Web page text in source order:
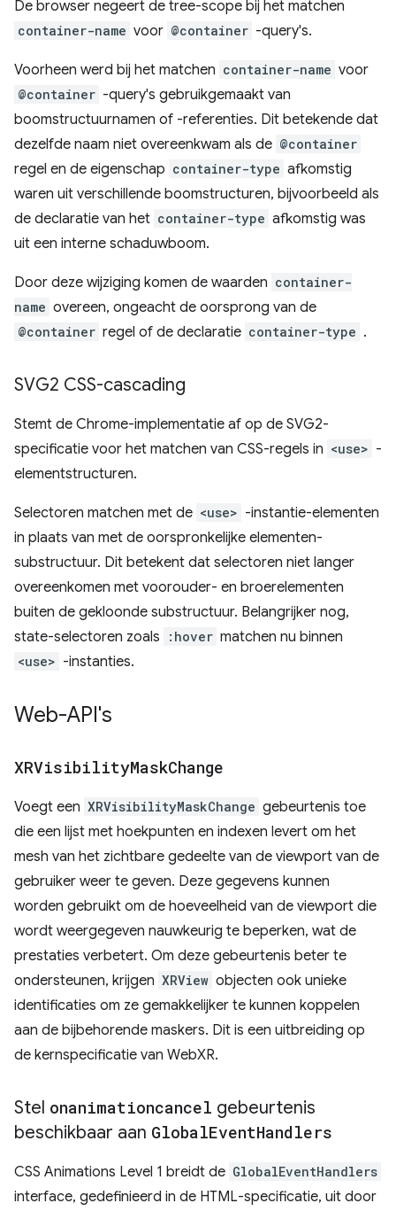
De browser negeert de tree-scope bij het matchen
container-name voor @container -query's.
Voorheen werd bij het matchen container-name voor
@container -query's gebruikgemaakt van
boomstructuurnamen of -referenties. Dit betekende dat
dezelfde naam niet overeenkwam als de @container
regel en de eigenschap container-type afkomstig
waren uit verschillende boomstructuren, bijvoorbeeld als
de declaratie van het container-type afkomstig was
uit een interne schaduwboom.
Door deze wijziging komen de waarden container-
name overeen, ongeacht de oorsprong van de
@container regel of de declaratie container-type .
SVG2 CSS-cascading
Stemt de Chrome-implementatie af op de SVG2-
specificatie voor het matchen van CSS-regels in <use> -
elementstructuren.
Selectoren matchen met de <use> -instantie-elementen
in plaats van met de oorspronkelijke elementen-
substructuur. Dit betekent dat selectoren niet langer
overeenkomen met voorouder- en broerelementen
buiten de gekloonde substructuur. Belangrijker nog,
state-selectoren zoals
:hover matchen nu binnen
<use> -instanties.
Web-API's
XRVisibilityMaskChange
Voegt een XRVisibilityMaskChange gebeurtenis toe
die een lijst met hoekpunten en indexen levert om het
mesh van het zichtbare gedeelte van de viewport van de
gebruiker weer te geven. Deze gegevens kunnen
worden gebruikt om de hoeveelheid van de viewport die
wordt weergegeven nauwkeurig te beperken, wat de
prestaties verbetert. Om deze gebeurtenis beter te
ondersteunen, krijgen XRView objecten ook unieke
identificaties om ze gemakkelijker te kunnen koppelen
aan de bijbehorende maskers. Dit is een uitbreiding op
de kernspecificatie van WebXR.
Stel onanimationcancel gebeurtenis
beschikbaar aan GlobalEventHandlers
CSS Animations Level 1 breidt de GlobalEventHandlers
interface, gedefinieerd in de HTML-specificatie, uit door